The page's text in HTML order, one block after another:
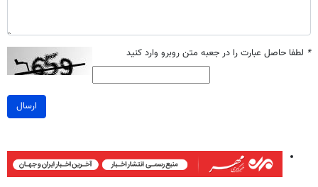
* لطفا حاصل عبارت را در جعبه متن روبرو وارد کنید
ارسال